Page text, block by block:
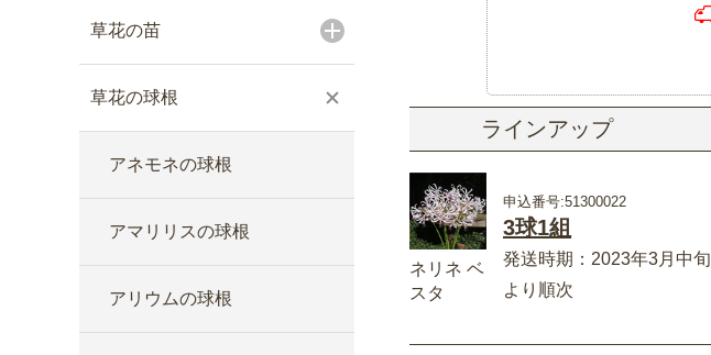
草花の苗
草花の球根
アネモネの球根
アマリリスの球根
アリウムの球根
ラインアップ
ネリネ ベ
スタ
申込番号:51300022
3球1組
発送時期：2023年3月中旬
より順次